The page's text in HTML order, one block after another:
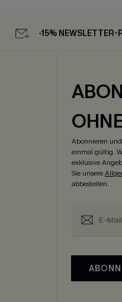
-15% NEWSLETTER-
Abonnieren
einmal gültig.
exklusive
Sie unsere
abbestellen.